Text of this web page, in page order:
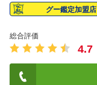
グー鑑定加盟店
総合評価
4.7